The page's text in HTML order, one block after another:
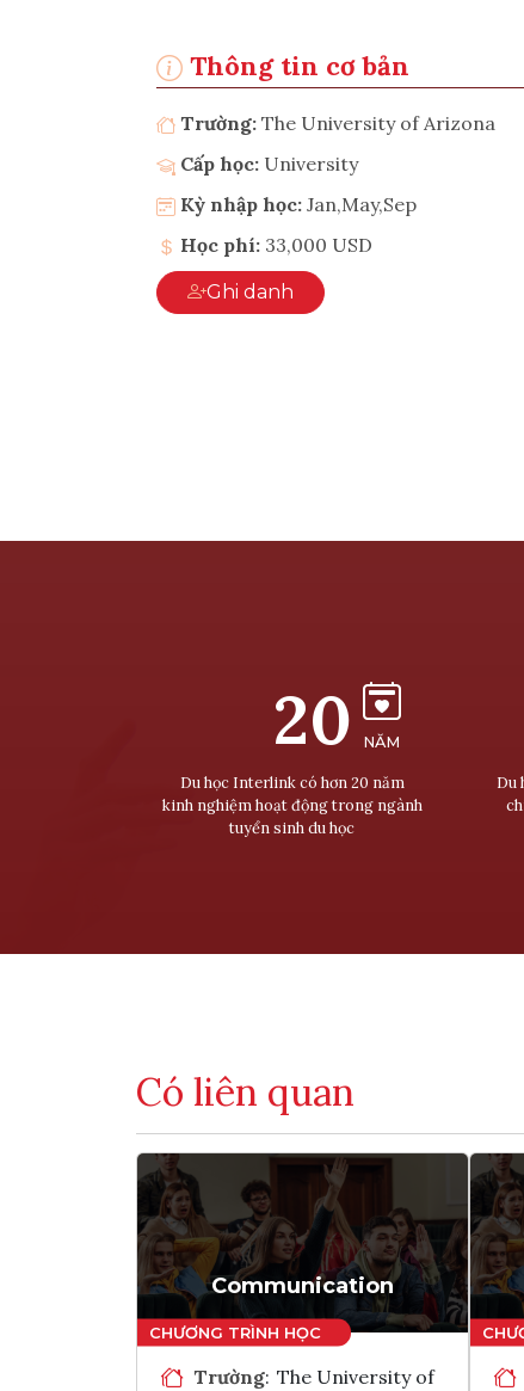
Thông tin cơ bản
Trường: The University of Arizona
Cấp học: University
Kỳ nhập học: Jan,May,Sep
Học phí: 33,000 USD
Ghi danh
20 NĂM
Du học Interlink có hơn 20 năm
kinh nghiệm hoạt động trong ngành
tuyển sinh du học
Du
Có liên quan
Communication
Trường: The University of